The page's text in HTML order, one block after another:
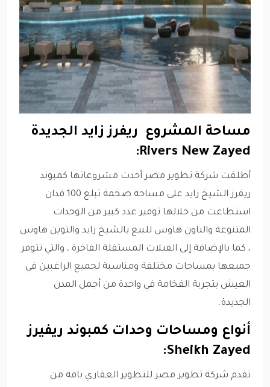
مساحة المشروع ريفرز زايد الجديدة
Rivers New Zayed:
أطلقت شركة تطوير مصر أحدث مشروعاتها كمبوند
ريفرز الشيخ زايد على مساحة ضخمة تبلغ 100 فدان
استطاعت من خلالها توفير عدد كبير من الوحدات
المتنوعة والتاون هاوس للبيع بالشيخ زايد والتوين هاوس
، كما بالإضافة إلى الفيلات المستقلة الفاخرة ، والتي تتوفر
جميعها بمساحات مختلفة ومناسبة لجميع الراغبين في
العيش بتجربة الفخامة في واحدة من أجمل المدن
الجديدة.
أنواع ومساحات وحدات كمبوند ريفيرز
Sheikh Zayed:
تقدم شركة تطوير مصر للتطوير العقاري باقة من